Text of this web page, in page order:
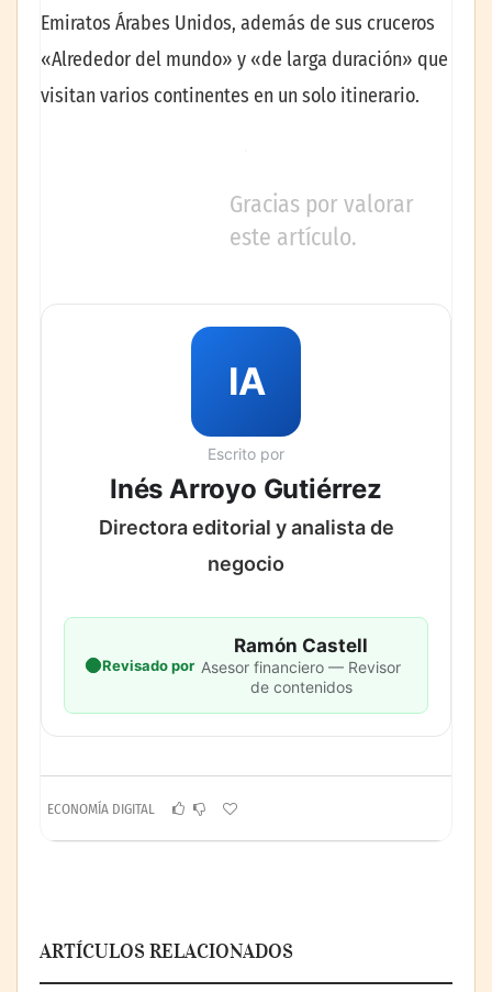
Emiratos Árabes Unidos, además de sus cruceros
«Alrededor del mundo» y «de larga duración» que
visitan varios continentes en un solo itinerario.
Gracias por valorar
este artículo.
IA
Escrito por
Inés Arroyo Gutiérrez
Directora editorial y analista de
negocio
Revisado por
Ramón Castell
Asesor financiero — Revisor
de contenidos
ECONOMÍA DIGITAL
ARTÍCULOS RELACIONADOS